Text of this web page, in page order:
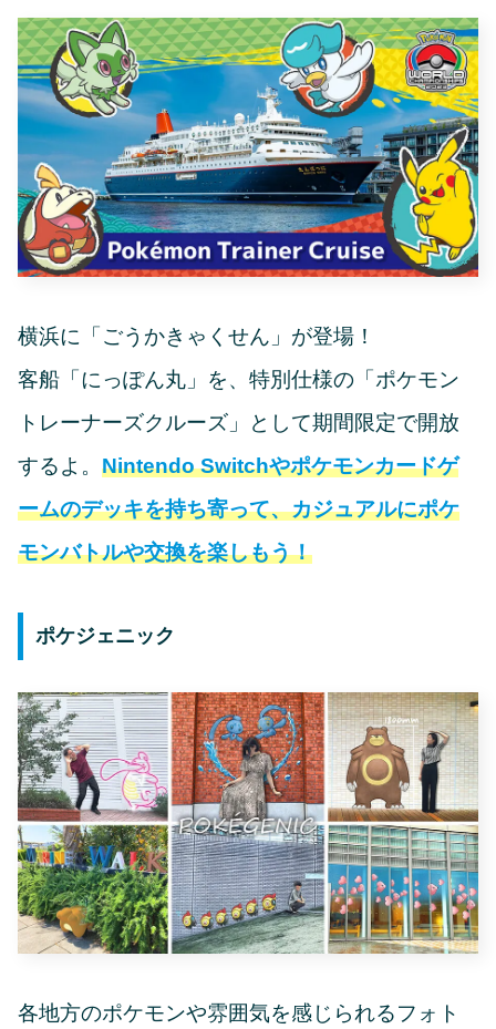
横浜に「ごうかきゃくせん」が登場！
客船「にっぽん丸」を、特別仕様の「ポケモン
トレーナーズクルーズ」として期間限定で開放
するよ。 Nintendo Switchやポケモンカードゲ
ームのデッキを持ち寄って、カジュアルにポケ
モンバトルや交換を楽しもう！
ポケジェニック
各地方のポケモンや雰囲気を感じられるフォト